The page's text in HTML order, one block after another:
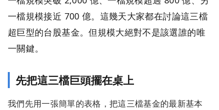
一檔規模接近 700 億。這幾天大家都在討論這三檔
超巨型的台股基金。但規模大絕對不是該選誰的唯
一關鍵。
先把這三檔巨頭擺在桌上
我們先用一張簡單的表格，把這三檔基金的最新基本